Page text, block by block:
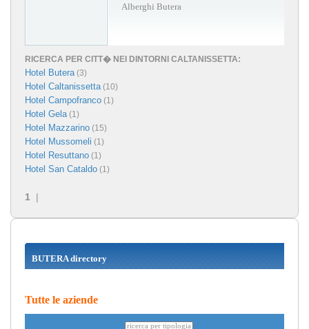
Alberghi Butera
RICERCA PER CITT� NEI DINTORNI CALTANISSETTA:
Hotel Butera(3)
Hotel Caltanissetta(10)
Hotel Campofranco (1)
Hotel Gela(1)
Hotel Mazzarino (15)
Hotel Mussomeli (1)
Hotel Resuttano (1)
Hotel San Cataldo (1)
1 |
BUTERA directory
Tutte le aziende